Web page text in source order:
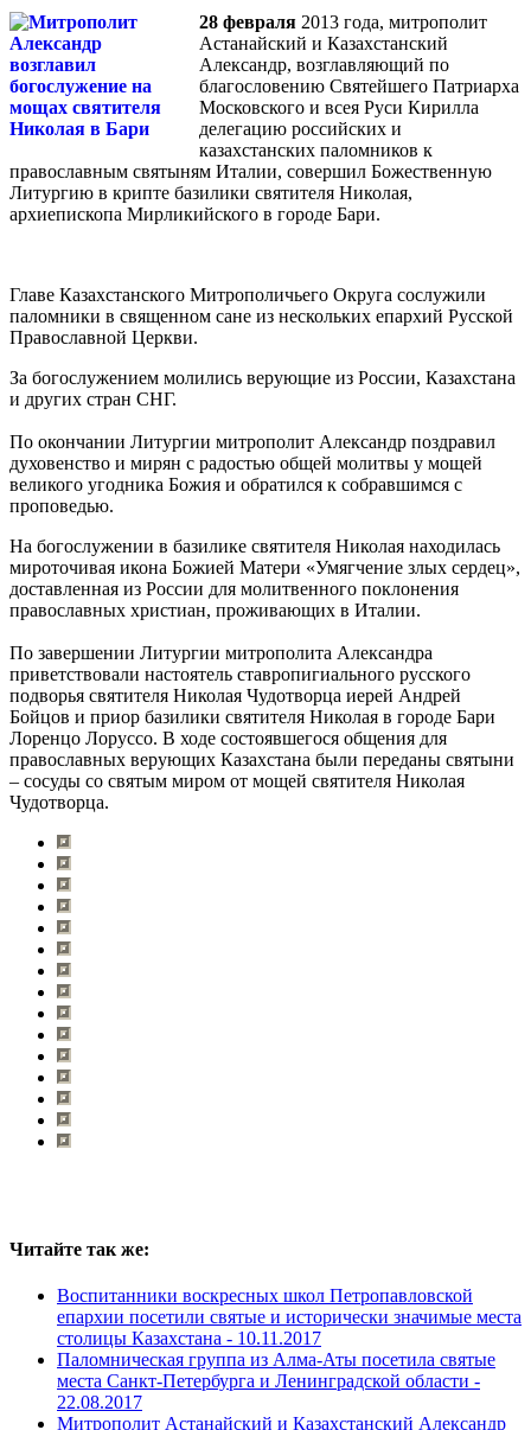
28 февраля 2013 года, митрополит
Астанайский и Казахстанский
Александр, возглавляющий по
благословению Святейшего Патриарха
Московского и всея Руси Кирилла
делегацию российских и
казахстанских паломников к
православным святыням Италии, совершил Божественную
Литургию в крипте базилики святителя Николая,
архиепископа Мирликийского в городе Бари.
Главе Казахстанского Митрополичьего Округа сослужили
паломники в священном сане из нескольких епархий Русской
Православной Церкви.
За богослужением молились верующие из России, Казахстана
и других стран СНГ.
По окончании Литургии митрополит Александр поздравил
духовенство и мирян с радостью общей молитвы у мощей
великого угодника Божия и обратился к собравшимся с
проповедью.
На богослужении в базилике святителя Николая находилась
мироточивая икона Божией Матери «Умягчение злых сердец»,
доставленная из России для молитвенного поклонения
православных христиан, проживающих в Италии.
По завершении Литургии митрополита Александра
приветствовали настоятель ставропигиального русского
подворья святителя Николая Чудотворца иерей Андрей
Бойцов и приор базилики святителя Николая в городе Бари
Лоренцо Лоруссо. В ходе состоявшегося общения для
православных верующих Казахстана были переданы святыни
– сосуды со святым миром от мощей святителя Николая
Чудотворца.
Читайте так же:
Воспитанники воскресных школ Петропавловской
епархии посетили святые и исторически значимые места
столицы Казахстана - 10.11.2017
Паломническая группа из Алма-Аты посетила святые
места Санкт-Петербурга и Ленинградской области -
22.08.2017
Митрополит Астанайский и Казахстанский Александр